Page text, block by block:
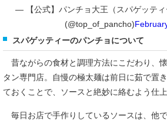
— 【公式】パンチョ大王（スパゲッティ
(@top_of_pancho)
スパゲッティーのパンチョについて
昔ながらの食材と調理方法にこだわり、
タン専門店。自慢の極太麺は前日に茹で置
ておくことで、ソースと絶妙に絡むよう仕上
毎日お店で手作りしているソースは、他